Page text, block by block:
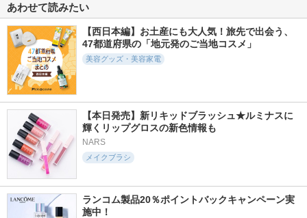
あわせて読みたい
【西日本編】お土産にも大人気！旅先で出会う、
47都道府県の「地元発のご当地コスメ」
美容グッズ・美容家電
【本日発売】新リキッドブラッシュ★ルミナスに
輝くリップグロスの新色情報も
NARS
メイクブラシ
ランコム製品20％ポイントバックキャンペーン実
施中！